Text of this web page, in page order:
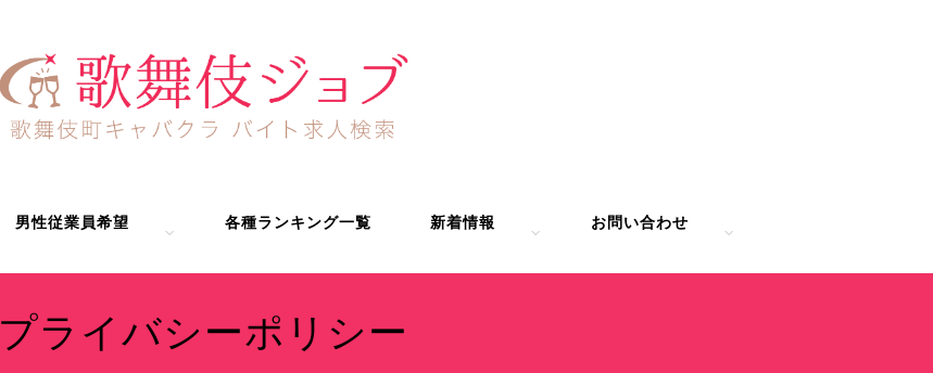
男性従業員希望 各種ランキング一覧 新着情報 お問い合わせ
プライバシーポリシー